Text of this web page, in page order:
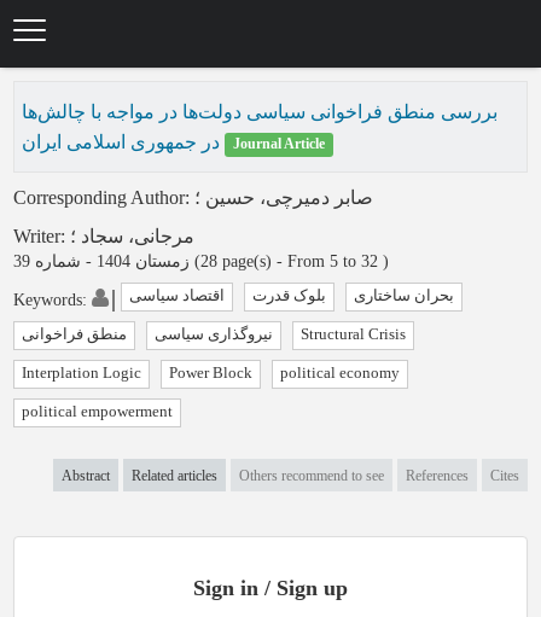
بررسی منطق فراخوانی سیاسی دولت‌ها در مواجه با چالش‌ها
در جمهوری اسلامی ایران
Journal Article
Corresponding Author: صابر دمیرچی، حسین ؛
Writer: مرجانی، سجاد ؛
زمستان 1404 - شماره 39 (‎28 page(s) - From 5 to 32 )
Keywords: اقتصاد سیاسی بلوک قدرت بحران ساختاری
منطق فراخوانی نیروگذاری سیاسی Structural Crisis
Interplation Logic Power Block political economy
political empowerment
Abstract Related articles Others recommend to see References Cites
Sign in / Sign up